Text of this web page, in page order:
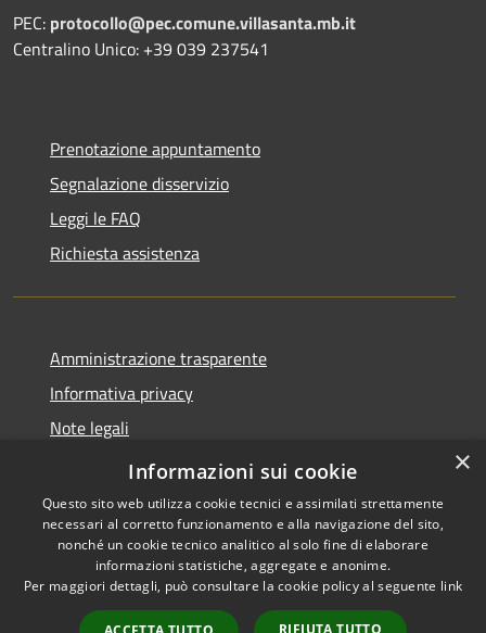
PEC: protocollo@pec.comune.villasanta.mb.it
Centralino Unico: +39 039 237541
Prenotazione appuntamento
Segnalazione disservizio
Leggi le FAQ
Richiesta assistenza
Amministrazione trasparente
Informativa privacy
Note legali
Dichiarazione di accessibilità
Accessibilità
Copyright © 2026 • Comune di
Villasanta • Powered by
Municipium• Accesso
×
Informazioni sui cookie
Questo sito web utilizza cookie tecnici e assimilati strettamente
necessari al corretto funzionamento e alla navigazione del sito,
nonché un cookie tecnico analitico al solo fine di elaborare
informazioni statistiche, aggregate e anonime.
Per maggiori dettagli, può consultare la cookie policy al seguente link
RIFIUTA TUTTO